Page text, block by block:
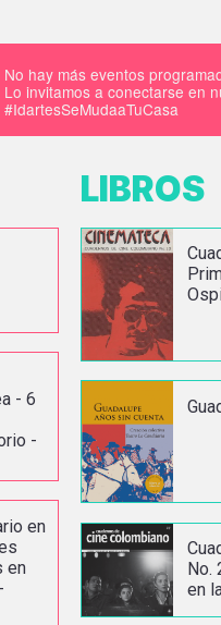
No hay más eventos
Lo invitamos a conectarse en
#IdartesSeMudaaTuCasa
- 6
-
en
en
LIBROS
No.
en